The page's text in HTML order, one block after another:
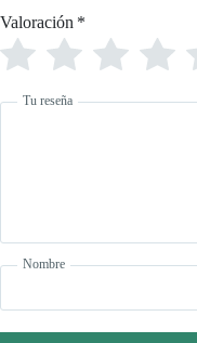
Valoración *
Tu reseña
Nombre